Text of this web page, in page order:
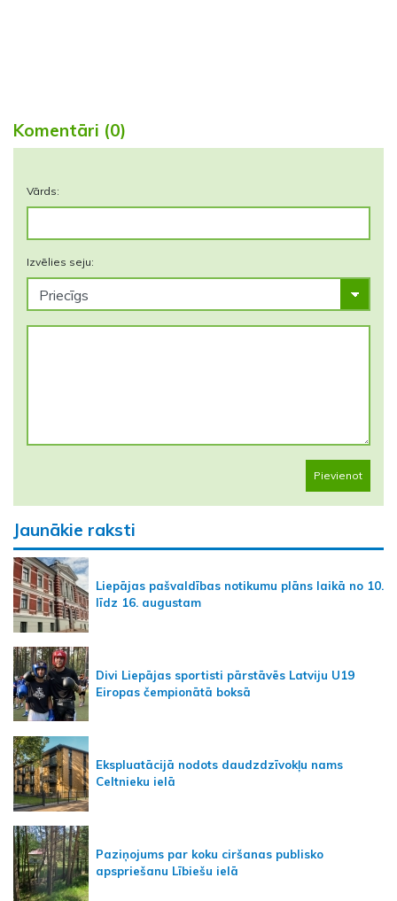
Komentāri (0)
Vārds:
Izvēlies seju:
Pievienot
Jaunākie raksti
Liepājas pašvaldības notikumu plāns laikā no 10.
līdz 16. augustam
Divi Liepājas sportisti pārstāvēs Latviju U19
Eiropas čempionātā boksā
Ekspluatācijā nodots daudzdzīvokļu nams
Celtnieku ielā
Paziņojums par koku ciršanas publisko
apspriešanu Lībiešu ielā